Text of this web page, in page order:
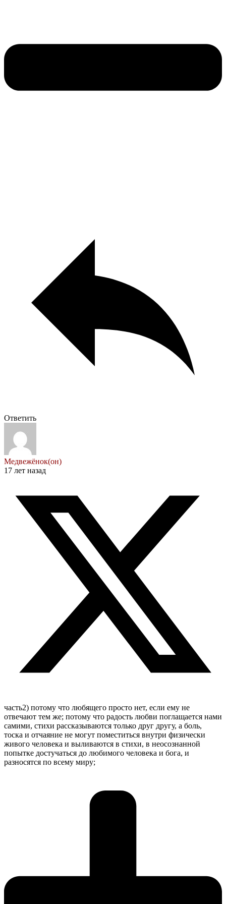
Ответить
Медвежёнок(он)
17 лет назад
часть2) потому что любящего просто нет, если ему не
отвечают тем же; потому что радость любви поглащается нами
самими, стихи рассказываются только друг другу, а боль,
тоска и отчаяние не могут поместиться внутри физически
живого человека и выливаются в стихи, в неосознанной
попытке достучаться до любимого человека и бога, и
разносятся по всему миру;